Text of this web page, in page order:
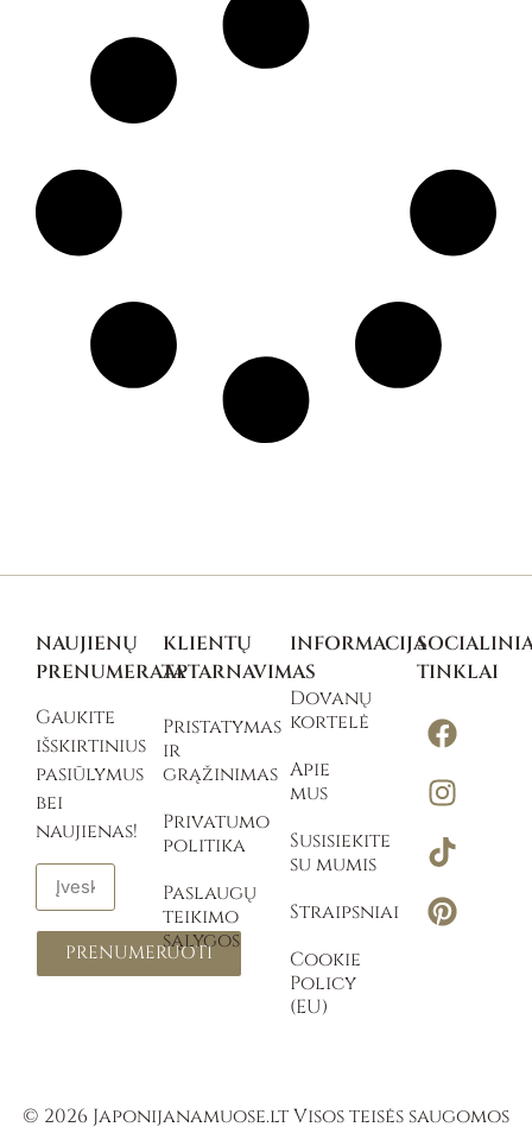
NAUJIENŲ
PRENUMERATA
Gaukite
išskirtinius
pasiūlymus
bei
naujienas!
PRENUMERUOTI
KLIENTŲ
APTARNAVIMAS
Pristatymas
ir
grąžinimas
Privatumo
politika
Paslaugų
teikimo
sąlygos
INFORMACIJA
Dovanų
kortelė
Apie
mus
Susisiekite
su mumis
Straipsniai
Cookie
Policy
(EU)
TINKLAI
© 2026 Japonijanamuose.lt Visos teisės saugomos